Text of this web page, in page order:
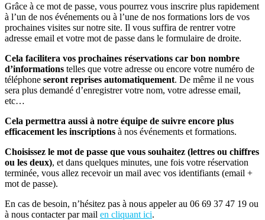
Grâce à ce mot de passe, vous pourrez vous inscrire plus rapidement
à l’un de nos événements ou à l’une de nos formations lors de vos
prochaines visites sur notre site. Il vous suffira de rentrer votre
adresse email et votre mot de passe dans le formulaire de droite.
Cela facilitera vos prochaines réservations car bon nombre
d’informations telles que votre adresse ou encore votre numéro de
téléphone seront reprises automatiquement. De même il ne vous
sera plus demandé d’enregistrer votre nom, votre adresse email,
etc…
Cela permettra aussi à notre équipe de suivre encore plus
efficacement les inscriptions à nos événements et formations.
Choisissez le mot de passe que vous souhaitez (lettres ou chiffres
ou les deux), et dans quelques minutes, une fois votre réservation
terminée, vous allez recevoir un mail avec vos identifiants (email +
mot de passe).
En cas de besoin, n’hésitez pas à nous appeler au 06 69 37 47 19 ou
à nous contacter par mail en cliquant ici.